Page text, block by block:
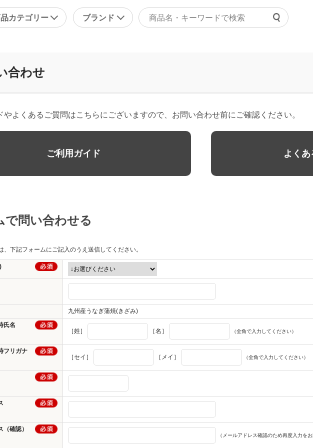
カテゴリー ブランド
問い合
メンズ
美容・エクササイズ
合わせ
やよくあるご質問はこちらにございますので、お問い合わせ前にご確認ください。
ご利用ガイド よく
で問い合わせる
、下記フォームにご記入のうえ送信してください。
九州産うなぎ蒲焼(きざみ)
氏名
［姓］
［名］ （全角で入力してください）
フリガナ
［セイ］
［メイ］ （全角で入力してください）
確認）
（メールアドレス確認のため再度入力を